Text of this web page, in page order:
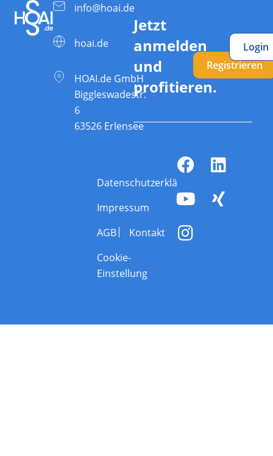
info@hoai.de
hoai.de
HOAI.de GmbH
Biggleswadestr.
6
63526 Erlensee
Jetzt
anmelden
und
profitieren.
Registrieren
Login
Datenschutzerklärung
Impressum
AGB
Kontakt
Cookie-
Einstellung